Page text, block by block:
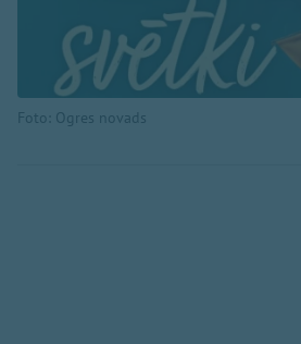
Foto: Ogres novads